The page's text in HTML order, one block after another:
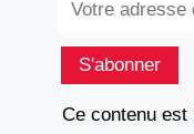
S'abonner
Ce contenu est